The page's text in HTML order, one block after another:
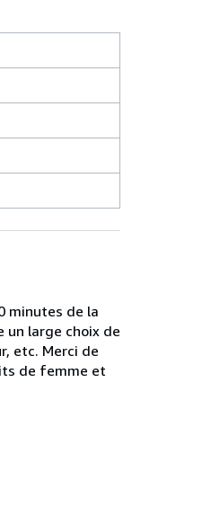
minutes de la
un large choix de
etc. Merci de
de femme et